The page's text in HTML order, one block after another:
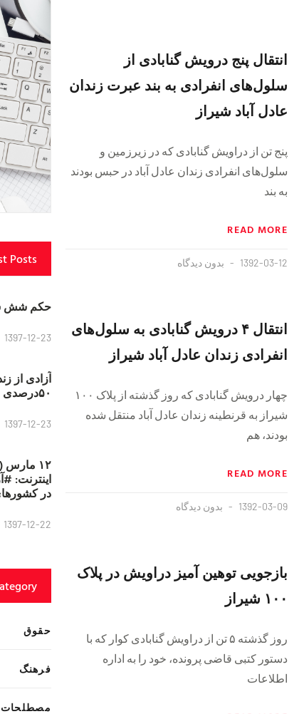
انتقال پنج درویش گنابادی از
سلول‌های انفرادی به بند عبرت زندان
عادل آباد شیراز
پنج تن از دراویش گنابادی که در زیرزمین و
سلول‌های انفرادی زندان عادل آباد در حبس بودند
به بند
READ MORE
1392-03-12 بدون دیدگاه
انتقال ۴ درویش گنابادی به سلول‌های
انفرادی زندان عادل آباد شیراز
چهار درویش گنابادی که روز گذشته از پلاک ۱۰۰
شیراز به قرنطینه زندان عادل آباد منتقل شده
بودند، هم
READ MORE
1392-03-09 بدون دیدگاه
بازجویی توهین آمیز دراویش در پلاک
۱۰۰ شیراز
روز گذشته ۵ تن از دراویش گنابادی کوار که با
دستور کتبی قاضی پرونده، خود را به اداره
اطلاعات
Posts
حکم شش
1397-12-23
آزادی از
۵۰درصدی ریه مصطفی دانشجو
1397-12-23
در
1397-12-22
حقوق
فرهنگ